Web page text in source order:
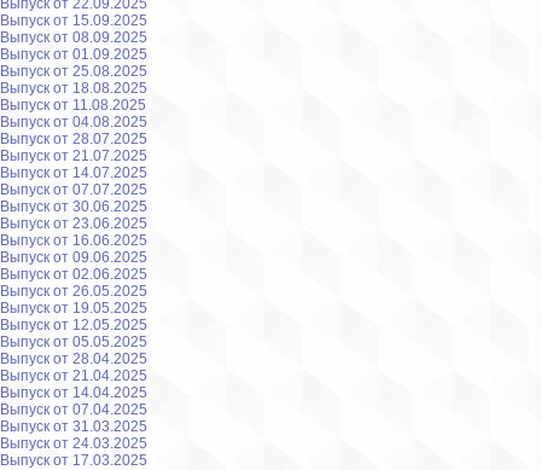
Выпуск от 22.09.2025
Выпуск от 15.09.2025
Выпуск от 08.09.2025
Выпуск от 01.09.2025
Выпуск от 25.08.2025
Выпуск от 18.08.2025
Выпуск от 11.08.2025
Выпуск от 04.08.2025
Выпуск от 28.07.2025
Выпуск от 21.07.2025
Выпуск от 14.07.2025
Выпуск от 07.07.2025
Выпуск от 30.06.2025
Выпуск от 23.06.2025
Выпуск от 16.06.2025
Выпуск от 09.06.2025
Выпуск от 02.06.2025
Выпуск от 26.05.2025
Выпуск от 19.05.2025
Выпуск от 12.05.2025
Выпуск от 05.05.2025
Выпуск от 28.04.2025
Выпуск от 21.04.2025
Выпуск от 14.04.2025
Выпуск от 07.04.2025
Выпуск от 31.03.2025
Выпуск от 24.03.2025
Выпуск от 17.03.2025